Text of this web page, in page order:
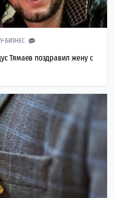
БИЗНЕС
Тямаев поздравил жену с